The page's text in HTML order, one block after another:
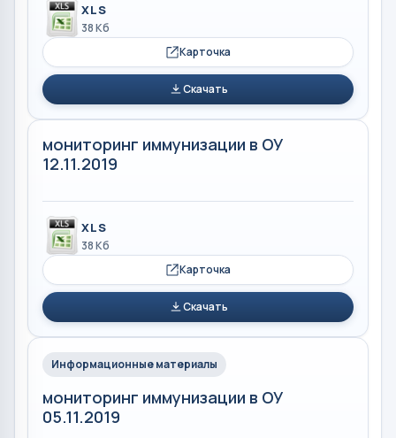
XLS
38 Кб
Карточка
Скачать
мониторинг иммунизации в ОУ
12.11.2019
XLS
38 Кб
Карточка
Скачать
Информационные материалы
мониторинг иммунизации в ОУ
05.11.2019